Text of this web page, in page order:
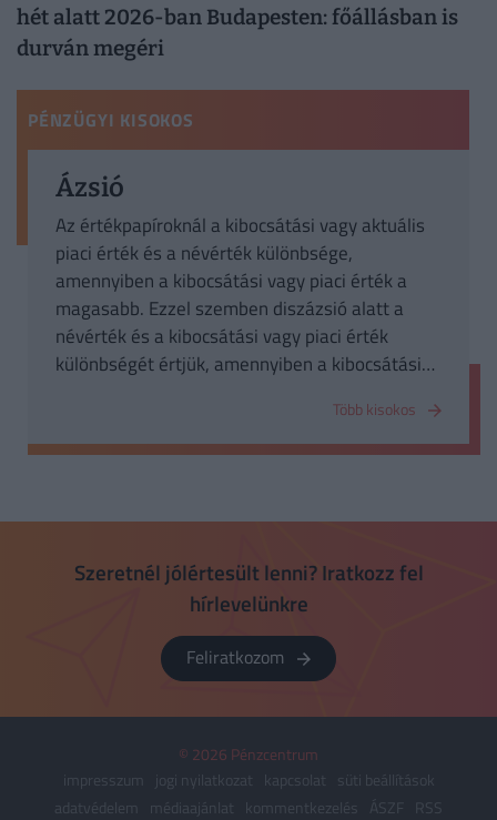
hét alatt 2026-ban Budapesten: főállásban is
durván megéri
PÉNZÜGYI KISOKOS
Ázsió
Az értékpapíroknál a kibocsátási vagy aktuális
piaci érték és a névérték különbsége,
amennyiben a kibocsátási vagy piaci érték a
magasabb. Ezzel szemben diszázsió alatt a
névérték és a kibocsátási vagy piaci érték
különbségét értjük, amennyiben a kibocsátási
Több kisokos
Szeretnél jólértesült lenni? Iratkozz fel
hírlevelünkre
Feliratkozom
© 2026 Pénzcentrum
impresszum
jogi nyilatkozat kapcsolat
süti beállítások
adatvédelem
médiaajánlat kommentkezelés ÁSZF RSS